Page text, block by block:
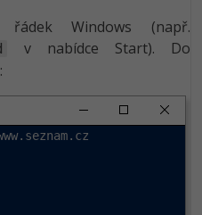
Windows (např.
v nabídce Start). Do